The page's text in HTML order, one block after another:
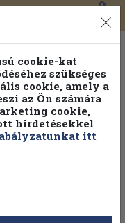
0
cookie-kat
szükséges
cookie, amely a
az Ön számára
cookie,
hirdetésekkel
itt